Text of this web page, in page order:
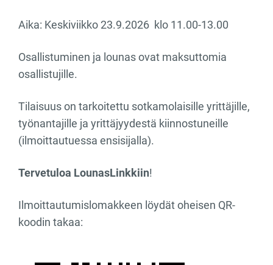
Aika: Keskiviikko 23.9.2026 klo 11.00-13.00
Osallistuminen ja lounas ovat maksuttomia
osallistujille.
Tilaisuus on tarkoitettu sotkamolaisille yrittäjille,
työnantajille ja yrittäjyydestä kiinnostuneille
(ilmoittautuessa ensisijalla).
Tervetuloa LounasLinkkiin!
Ilmoittautumislomakkeen löydät oheisen QR-
koodin takaa: